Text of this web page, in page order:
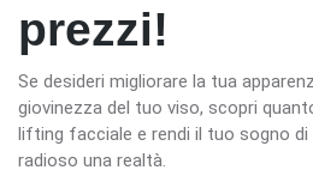
prezzi!
Se desideri migliorare la tua
giovinezza del tuo viso, scopri
lifting facciale e rendi il tuo sogno
radioso una realtà.